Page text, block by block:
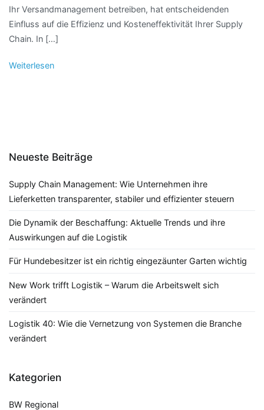
Ihr Versandmanagement betreiben, hat entscheidenden
Einfluss auf die Effizienz und Kosteneffektivität Ihrer Supply
Chain. In […]
Weiterlesen
Neueste Beiträge
Supply Chain Management: Wie Unternehmen ihre
Lieferketten transparenter, stabiler und effizienter steuern
Die Dynamik der Beschaffung: Aktuelle Trends und ihre
Auswirkungen auf die Logistik
Für Hundebesitzer ist ein richtig eingezäunter Garten wichtig
New Work trifft Logistik – Warum die Arbeitswelt sich
verändert
Logistik 40: Wie die Vernetzung von Systemen die Branche
verändert
Kategorien
BW Regional